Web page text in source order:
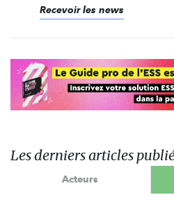
Recevoir les news
Les derniers articles
Acteurs